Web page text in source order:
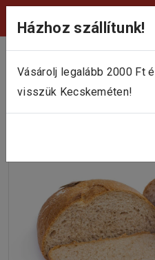
Házhoz szállítunk!
Vásárolj legalább 2000 Ft
visszük Kecskeméten!
Viktória